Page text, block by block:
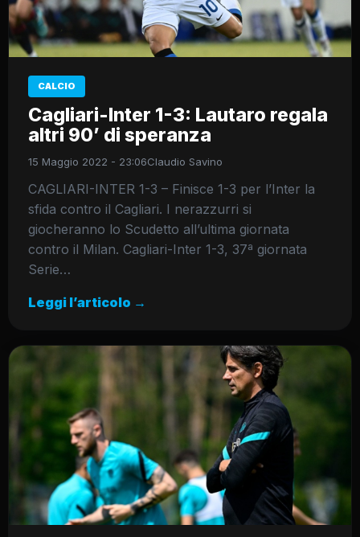
CALCIO
Cagliari-Inter 1-3: Lautaro regala
altri 90’ di speranza
15 Maggio 2022 - 23:06Claudio Savino
CAGLIARI-INTER 1-3 – Finisce 1-3 per l’Inter la
sfida contro il Cagliari. I nerazzurri si
giocheranno lo Scudetto all’ultima giornata
contro il Milan. Cagliari-Inter 1-3, 37ª giornata
Serie…
Leggi l’articolo →